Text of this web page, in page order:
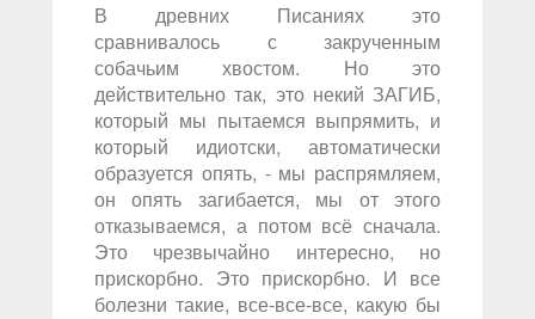
В древних Писаниях это
сравнивалось с закрученным
собачьим хвостом. Но это
действительно так, это некий ЗАГИБ,
который мы пытаемся выпрямить, и
который идиотски, автоматически
образуется опять, - мы распрямляем,
он опять загибается, мы от этого
отказываемся, а потом всё сначала.
Это чрезвычайно интересно, но
прискорбно. Это прискорбно. И все
болезни такие, все-все-все, какую бы